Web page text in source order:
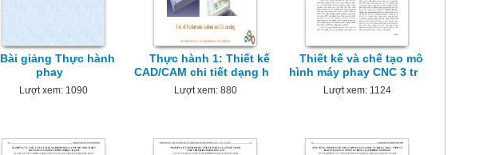
Bài giảng Thực hành
phay
Lượt xem: 1090
Thực hành 1: Thiết kế
CAD/CAM chi tiết dạng h
Lượt xem: 880
Thiết kế và chế tạo mô
hình máy phay CNC 3 tr
Lượt xem: 1124